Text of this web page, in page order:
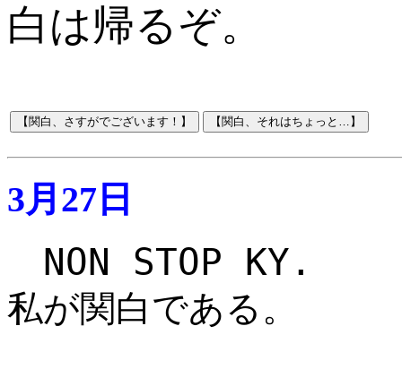
白は帰るぞ。
3月27日
NON STOP KY.
私が関白である。